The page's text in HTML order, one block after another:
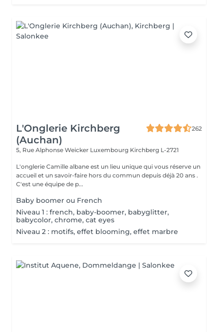
L'Onglerie Kirchberg
(Auchan)
262
5, Rue Alphonse Weicker Luxembourg Kirchberg L-2721
L'onglerie Camille albane est un lieu unique qui vous réserve un
accueil et un savoir-faire hors du commun depuis déjà 20 ans .
C'est une équipe de p...
Baby boomer ou French
Niveau 1 : french, baby-boomer, babyglitter,
babycolor, chrome, cat eyes
Niveau 2 : motifs, effet blooming, effet marbre